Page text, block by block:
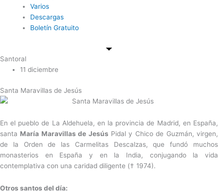
Varios
Descargas
Boletín Gratuito
Santoral
11 diciembre
Santa Maravillas de Jesús
En el pueblo de La Aldehuela, en la provincia de Madrid, en España,
santa María Maravillas de Jesús Pidal y Chico de Guzmán, virgen,
de la Orden de las Carmelitas Descalzas, que fundó muchos
monasterios en España y en la India, conjugando la vida
contemplativa con una caridad diligente († 1974).
Otros santos del día: